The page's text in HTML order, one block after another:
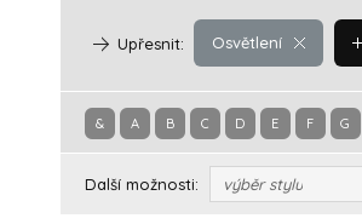
Osvětlení
Upřesnit:
& A B C D E F G
Další možnosti: výběr stylu